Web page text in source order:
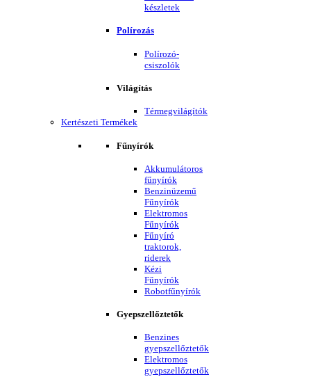
készletek
Polírozás
Polírozó-
csiszolók
Világítás
Térmegvilágítók
Kertészeti Termékek
Fűnyírók
Akkumulátoros
fűnyírók
Benzinüzemű
Fűnyírók
Elektromos
Fűnyírók
Fűnyíró
traktorok,
riderek
Kézi
Fűnyírók
Robotfűnyírók
Gyepszellőztetők
Benzines
gyepszellőztetők
Elektromos
gyepszellőztetők